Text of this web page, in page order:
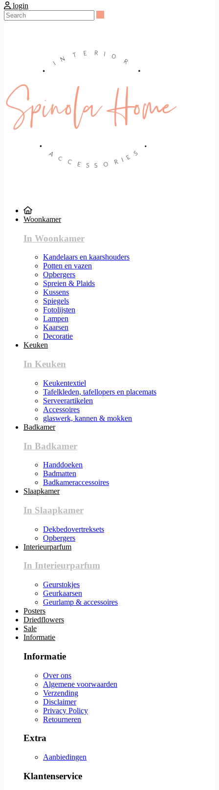
login
Woonkamer
In Woonkamer
Kandelaars en kaarshouders
Potten en vazen
Opbergers
Spreien & Plaids
Kussens
Spiegels
Fotolijsten
Lampen
Kaarsen
Decoratie
Keuken
In Keuken
Keukentextiel
Tafelkleden, tafellopers en placemats
Serveerartikelen
Accessoires
glaswerk, kannen & mokken
Badkamer
In Badkamer
Handdoeken
Badmatten
Badkameraccessoires
Slaapkamer
In Slaapkamer
Dekbedovertreksets
Opbergers
Interieurparfum
In Interieurparfum
Geurstokjes
Geurkaarsen
Geurlamp & accessoires
Posters
Driedflowers
Sale
Informatie
Informatie
Over ons
Algemene voorwaarden
Verzending
Disclaimer
Privacy Policy
Retourneren
Extra
Aanbiedingen
Klantenservice